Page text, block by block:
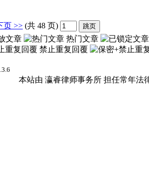
页 >> (共 48 页)
文章
热门文章
禁止重复回覆
本站由 瀛睿律师事务所 担任常年法